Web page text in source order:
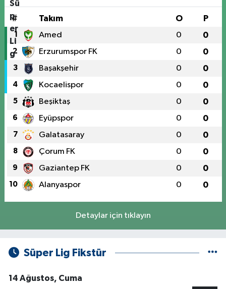
# Takım O P
1 Amed 0 0
2 Erzurumspor FK 0 0
3 Başakşehir 0 0
4 Kocaelispor 0 0
5 Beşiktaş 0 0
6 Eyüpspor 0 0
7 Galatasaray 0 0
8 Çorum FK 0 0
9 Gaziantep FK 0 0
10 Alanyaspor 0 0
Detaylar için tıklayın
Süper Lig Fikstür
14 Ağustos, Cuma